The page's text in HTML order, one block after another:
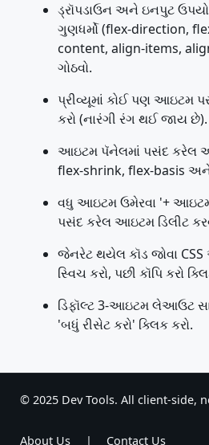
ડ્રૉપડાઉન અને ઇનપુટ
ગુણધર્મો (flex-direction,
content, align-items,
ગોઠવો.
પ્રીવ્યૂમાં કોઈ પણ આઇટમ
કરો (નારંગી રંગ થઈ જાય છે).
આઇટમ પૅનેલમાં પસંદ કરેલ
flex-shrink, flex-basis
વધુ આઇટમ ઉમેરવા '+ આઇટમ
પસંદ કરેલ આઇટમ ડિલીટ
જેનરેટ થયેલ કૉડ જોવા
સ્વિચ કરો, પછી કૉપિ કરો
ડિફૉલ્ટ 3-આઇટમ લેઆઉટ
'બધું રીસેટ કરો' ક્લિક કરો.
© 2025 Dev Tools. All client-side,
About Us | Contact Us